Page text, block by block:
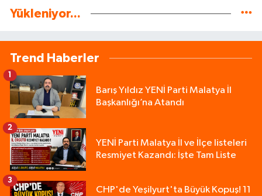
Yükleniyor...
Trend Haberler
Barış Yıldız YENİ Parti Malatya İl
Başkanlığı’na Atandı
1
YENİ Parti Malatya İl ve İlçe listeleri
Resmiyet Kazandı: İşte Tam Liste
2
CHP'de Yeşilyurt'ta Büyük Kopuş! 11
3